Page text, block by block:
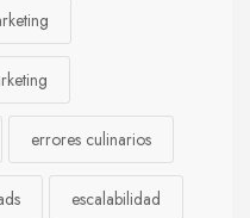
errores culinarios
escalabilidad